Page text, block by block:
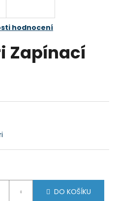
hodnocení
Zapínací
DO KOŠÍKU